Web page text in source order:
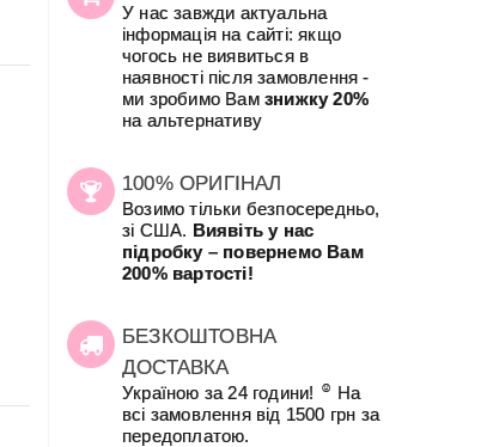
У нас завжди актуальна
інформація на сайті: якщо
чогось не виявиться в
наявності після замовлення -
ми зробимо Вам знижку 20%
на альтернативу
100% ОРИГІНАЛ
Возимо тільки безпосередньо,
зі США. Виявіть у нас
підробку – повернемо Вам
200% вартості!
БЕЗКОШТОВНА
ДОСТАВКА
Україною за 24 години! ☺ На
всі замовлення від 1500 грн за
передоплатою.